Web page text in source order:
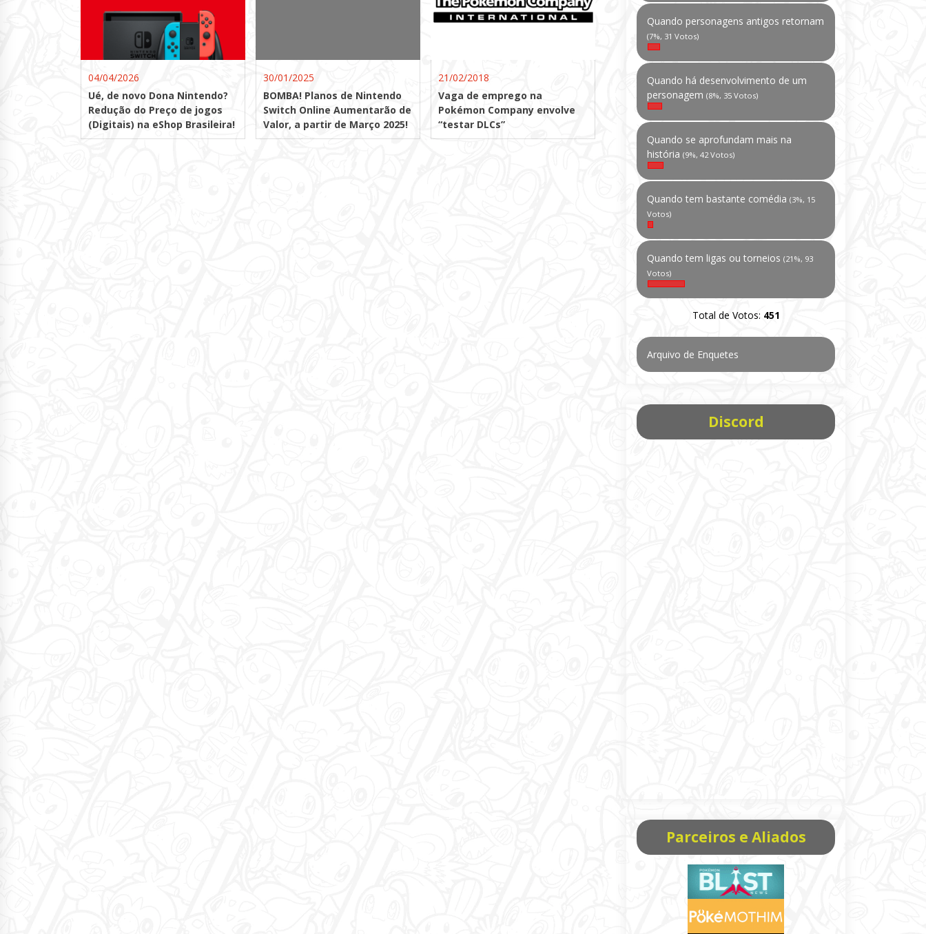
04/04/2026
Ué, de novo Dona Nintendo?
Redução do Preço de jogos
(Digitais) na eShop Brasileira!
30/01/2025
BOMBA! Planos de Nintendo
Switch Online Aumentarão de
Valor, a partir de Março 2025!
21/02/2018
Vaga de emprego na
Pokémon Company envolve
“testar DLCs”
Quando personagens antigos retornam
(7%, 31 Votos)
Quando há desenvolvimento de um
personagem (8%, 35 Votos)
Quando se aprofundam mais na
história (9%, 42 Votos)
Quando tem bastante comédia (3%, 15
Votos)
Quando tem ligas ou torneios (21%, 93
Votos)
Total de Votos: 451
Arquivo de Enquetes
Discord
Parceiros e Aliados